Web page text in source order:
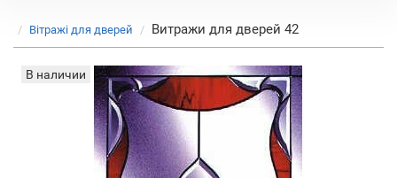
Вітражі для дверей Витражи для дверей 42
В наличии